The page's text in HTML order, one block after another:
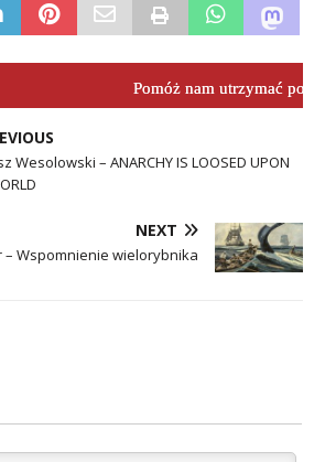
Pomóż nam utrzymać
Wesolowski – ANARCHY IS LOOSED UPON
NEXT
– Wspomnienie wielorybnika